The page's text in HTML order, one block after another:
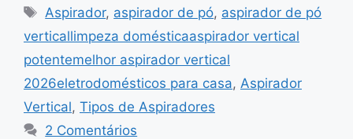
Tags
Aspirador, aspirador de pó, aspirador de pó
verticallimpeza domésticaaspirador vertical
potentemelhor aspirador vertical
2026eletrodomésticos para casa, Aspirador
Vertical, Tipos de Aspiradores
2 Comentários